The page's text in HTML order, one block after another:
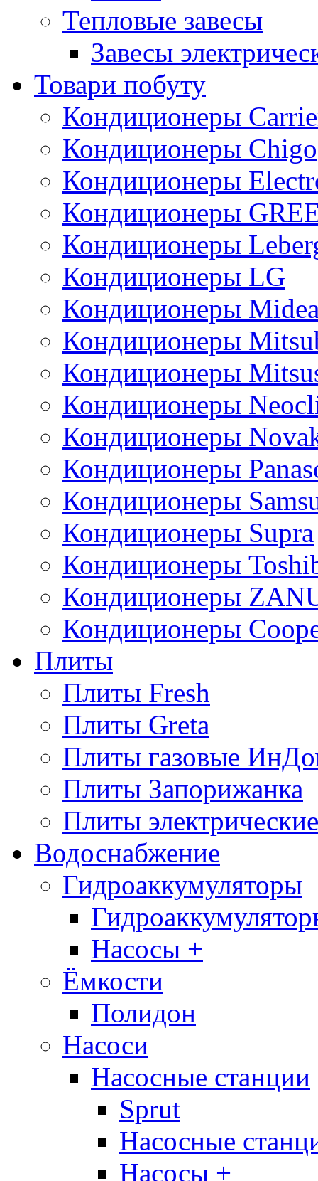
Тепловые завесы
Завесы
Товари побуту
Кондиционеры
Кондиционеры Chigo
Кондиционеры
Кондиционеры
Кондиционеры
Кондиционеры LG
Кондиционеры
Кондиционеры
Кондиционеры
Кондиционеры
Кондиционеры
Кондиционеры
Кондиционеры
Кондиционеры Supra
Кондиционеры
Кондиционеры
Кондиционеры
Плиты
Плиты Fresh
Плиты Greta
Плиты газовые
Плиты Запорижанка
Плиты
Водоснабжение
Гидроаккумуляторы
Насосы +
Ёмкости
Полидон
Насоси
Насосные станции
Sprut
Насосные
Насосы +